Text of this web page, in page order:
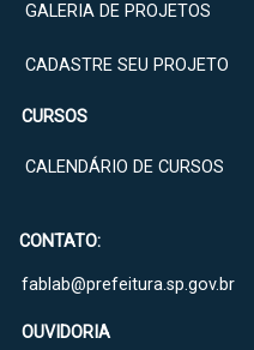
GALERIA DE PROJETOS
CADASTRE SEU PROJETO
CURSOS
CALENDÁRIO DE CURSOS
CONTATO:
fablab@prefeitura.sp.gov.br
OUVIDORIA